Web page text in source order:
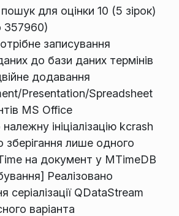
для оцінки 10 (5 зірок)
357960)
записування
до бази даних термінів
додавання
Presentation/Spreadsheet
MS Office
ініціалізацію kcrash
зберігання лише одного
на документ у MTimeDB
Реалізовано
серіалізації QDataStream
варіанта